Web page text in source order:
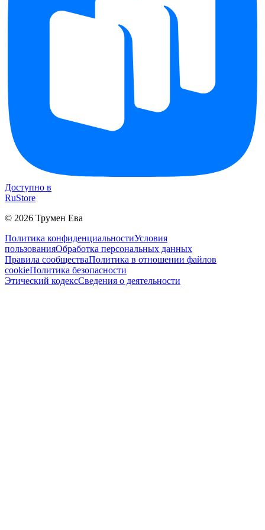
Доступно в
RuStore
© 2026 Трумен Ева
Политика конфиденциальностиУсловия
пользованияОбработка персональных данных
Правила сообществаПолитика в отношении файлов
cookieПолитика безопасности
Этический кодексСведения о деятельности